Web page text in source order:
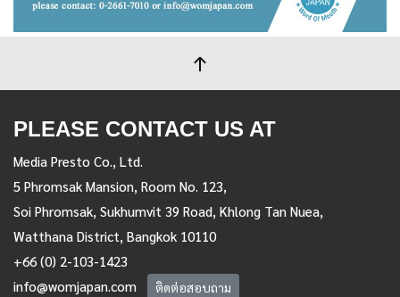
PLEASE CONTACT US AT
Media Presto Co., Ltd.
5 Phromsak Mansion, Room No. 123,
Soi Phromsak, Sukhumvit 39 Road, Khlong Tan Nuea,
Watthana District, Bangkok 10110
+66 (0) 2-103-1423
info@womjapan.com
ติดต่อสอบถาม